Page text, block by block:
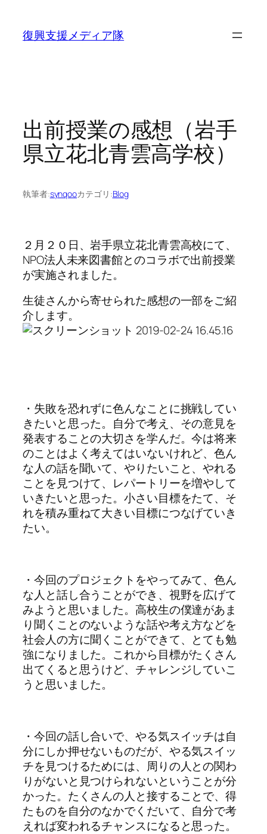
復興支援メディア隊
出前授業の感想（岩手
県立花北青雲高学校）
執筆者:synqooカテゴリ:Blog
２月２０日、岩手県立花北青雲高校にて、
NPO法人未来図書館とのコラボで出前授業
が実施されました。
生徒さんから寄せられた感想の一部をご紹
介します。
・失敗を恐れずに色んなことに挑戦してい
きたいと思った。自分で考え、その意見を
発表することの大切さを学んだ。今は将来
のことはよく考えてはいないけれど、色ん
な人の話を聞いて、やりたいこと、やれる
ことを見つけて、レパートリーを増やして
いきたいと思った。小さい目標をたて、そ
れを積み重ねて大きい目標につなげていき
たい。
・今回のプロジェクトをやってみて、色ん
な人と話し合うことができ、視野を広げて
みようと思いました。高校生の僕達があま
り聞くことのないような話や考え方などを
社会人の方に聞くことができて、とても勉
強になりました。これから目標がたくさん
出てくると思うけど、チャレンジしていこ
うと思いました。
・今回の話し合いで、やる気スイッチは自
分にしか押せないものだが、やる気スイッ
チを見つけるためには、周りの人との関わ
りがないと見つけられないということが分
かった。たくさんの人と接することで、得
たものを自分のなかでくだいて、自分で考
えれば変われるチャンスになると思った。